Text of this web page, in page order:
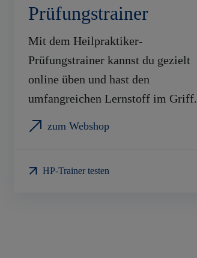
Prüfungstrainer
Mit dem Heilpraktiker-
Prüfungstrainer kannst du gezielt
online üben und hast den
umfangreichen Lernstoff im Griff.
zum Webshop
HP-Trainer testen